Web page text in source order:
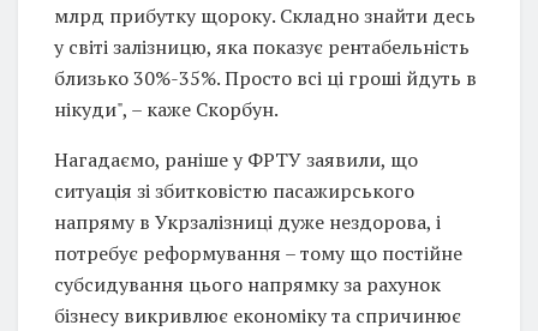
млрд прибутку щороку. Складно знайти десь
у світі залізницю, яка показує рентабельність
близько 30%-35%. Просто всі ці гроші йдуть в
нікуди", – каже Скорбун.
Нагадаємо, раніше у ФРТУ заявили, що
ситуація зі збитковістю пасажирського
напряму в Укрзалізниці дуже нездорова, і
потребує реформування – тому що постійне
субсидування цього напрямку за рахунок
бізнесу викривлює економіку та спричинює